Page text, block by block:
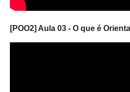
[POO2] Aula 03 - O que é